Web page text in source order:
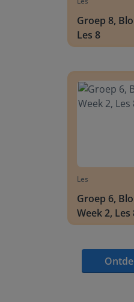
Groep 8,
Les 8
Les
Groep 6,
Week 2, Les